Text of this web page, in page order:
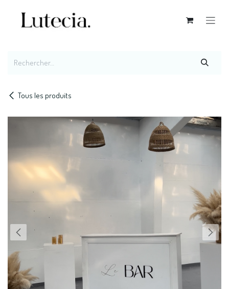
Tous les produits